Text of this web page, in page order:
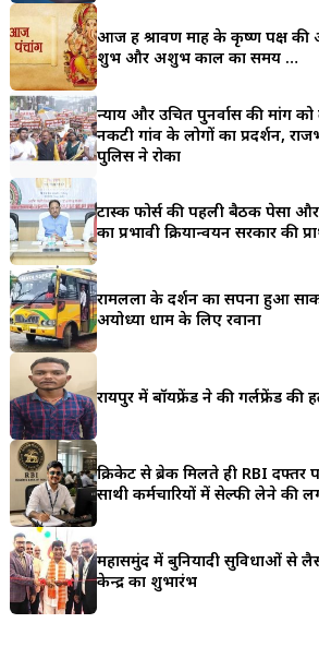
आज हैं श्रावण माह के कृष्ण पक्ष की
शुभ और अशुभ काल का समय …
न्याय और उचित पुनर्वास की मांग
नकटी गांव के लोगों का प्रदर्शन,
पुलिस ने रोका
टास्क फोर्स की पहली बैठक पेसा
का प्रभावी क्रियान्वयन सरकार की
रामलला के दर्शन का सपना हुआ
अयोध्या धाम के लिए रवाना
रायपुर में बॉयफ्रेंड ने की गर्लफ्रेंड की
क्रिकेट से ब्रेक मिलते ही RBI
साथी कर्मचारियों में सेल्फी लेने की
महासमुंद में बुनियादी सुविधाओं से
केन्द्र का शुभारंभ